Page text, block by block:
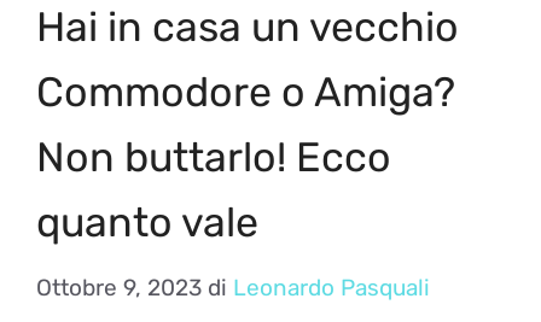
Hai in casa un vecchio
Commodore o Amiga?
Non buttarlo! Ecco
quanto vale
Ottobre 9, 2023 di Leonardo Pasquali